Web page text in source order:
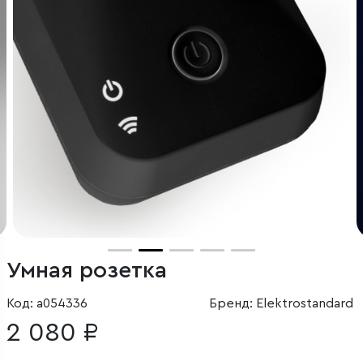
Умная розетка
Код: a054336 Бренд: Elektrostandard
2 080 ₽